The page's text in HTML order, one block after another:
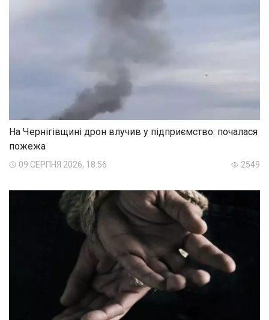
На Чернігівщині дрон влучив у підприємство: почалася
пожежа
09 СЕРПНЯ 2026, 18:56 2549